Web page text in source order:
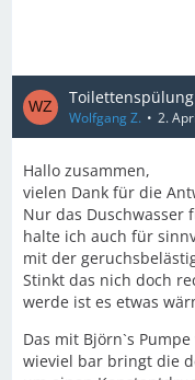
Wolfgang Z. 2.
Hallo zusammen,
vielen Dank für die
Nur das Duschwasser
halte ich auch für
mit der
Stinkt das nich doch
werde ist es etwas
Das mit Björn`s
wieviel bar bringt die